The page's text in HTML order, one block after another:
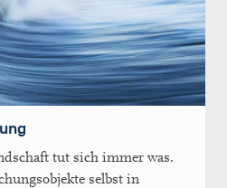
tut sich immer was.
selbst in